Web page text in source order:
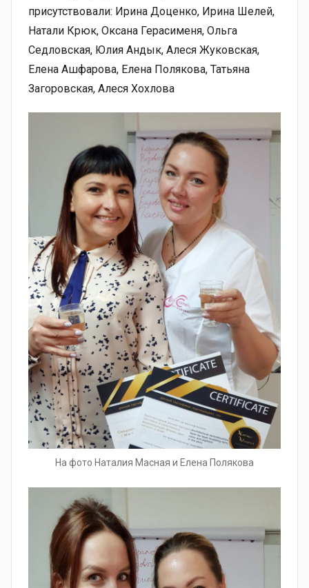
присутствовали: Ирина Доценко, Ирина Шелей,
Натали Крюк, Оксана Герасименя, Ольга
Седловская, Юлия Андык, Алеся Жуковская,
Елена Ашфарова, Елена Полякова, Татьяна
Загоровская, Алеся Хохлова
На фото Наталия Масная и Елена Полякова